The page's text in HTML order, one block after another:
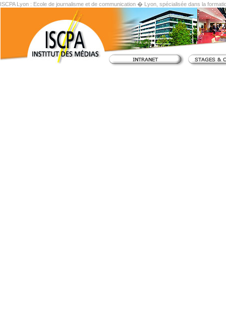
ISCPA Lyon : Ecole de journalisme et de communication � Lyon, spécialisée dans la